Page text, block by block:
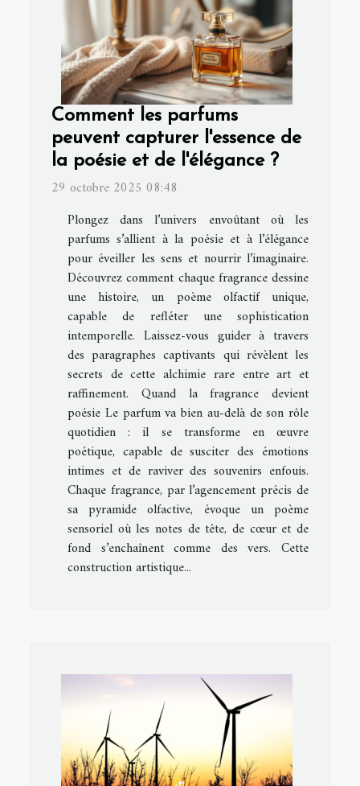
Comment les parfums
peuvent capturer l'essence de
la poésie et de l'élégance ?
29 octobre 2025 08:48
Plongez dans l’univers envoûtant où les
parfums s’allient à la poésie et à l’élégance
pour éveiller les sens et nourrir l’imaginaire.
Découvrez comment chaque fragrance dessine
une histoire, un poème olfactif unique,
capable de refléter une sophistication
intemporelle. Laissez-vous guider à travers
des paragraphes captivants qui révèlent les
secrets de cette alchimie rare entre art et
raffinement. Quand la fragrance devient
poésie Le parfum va bien au-delà de son rôle
quotidien : il se transforme en œuvre
poétique, capable de susciter des émotions
intimes et de raviver des souvenirs enfouis.
Chaque fragrance, par l’agencement précis de
sa pyramide olfactive, évoque un poème
sensoriel où les notes de tête, de cœur et de
fond s’enchaînent comme des vers. Cette
construction artistique...